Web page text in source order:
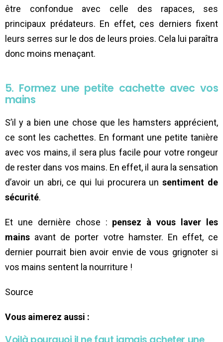
être confondue avec celle des rapaces, ses
principaux prédateurs. En effet, ces derniers fixent
leurs serres sur le dos de leurs proies. Cela lui paraîtra
donc moins menaçant.
5. Formez une petite cachette avec vos
mains
S’il y a bien une chose que les hamsters apprécient,
ce sont les cachettes. En formant une petite tanière
avec vos mains, il sera plus facile pour votre rongeur
de rester dans vos mains. En effet, il aura la sensation
d’avoir un abri, ce qui lui procurera un sentiment de
sécurité.
Et une dernière chose : pensez à vous laver les
mains avant de porter votre hamster. En effet, ce
dernier pourrait bien avoir envie de vous grignoter si
vos mains sentent la nourriture !
Source
Vous aimerez aussi :